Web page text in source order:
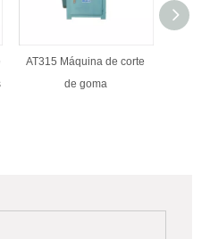
AT315 Máquina de corte
de goma